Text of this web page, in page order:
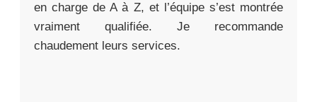
en charge de A à Z, et l’équipe s’est montrée
vraiment qualifiée. Je recommande
chaudement leurs services.